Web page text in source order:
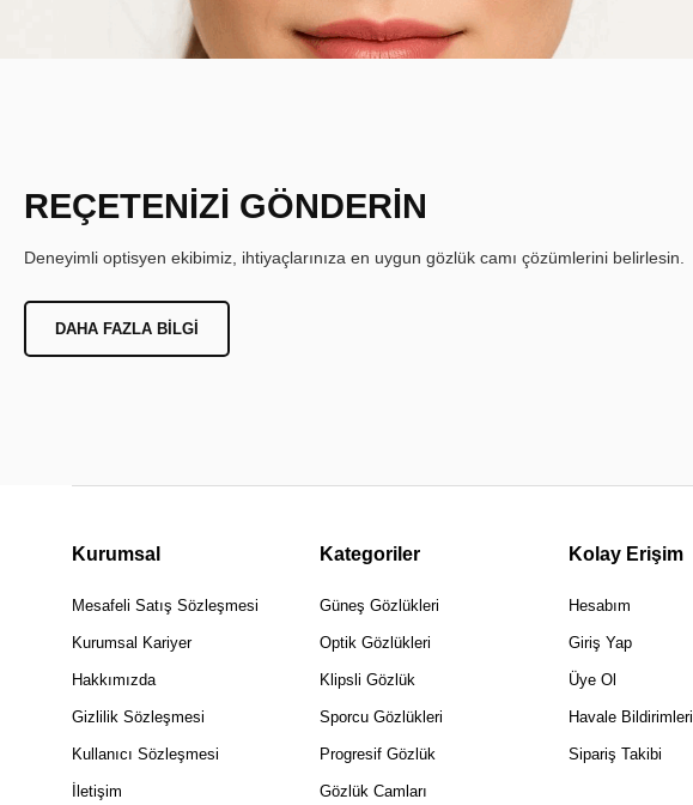
REÇETENİZİ GÖNDERİN
Deneyimli optisyen ekibimiz, ihtiyaçlarınıza en uygun gözlük camı çözümlerini belirlesin.
DAHA FAZLA BILGI
Kurumsal
Mesafeli Satış Sözleşmesi
Kurumsal Kariyer
Hakkımızda
Gizlilik Sözleşmesi
Kullanıcı Sözleşmesi
İletişim
Kategoriler
Güneş Gözlükleri
Optik Gözlükleri
Klipsli Gözlük
Sporcu Gözlükleri
Progresif Gözlük
Gözlük Camları
Kolay Erişim
Hesabım
Giriş Yap
Üye Ol
Havale Bildirimleri
Sipariş Takibi